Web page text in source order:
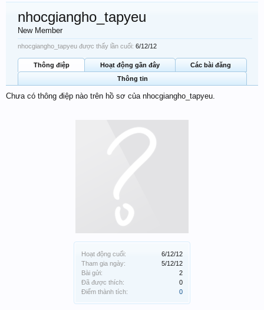
Hoạt động cuối:
6/12/12
Tham gia ngày:
5/12/12
Bài gửi:
2
Đã được thích:
0
Điểm thành tích:
0
nhocgiangho_tapyeu
New Member
nhocgiangho_tapyeu được thấy lần cuối: 6/12/12
Thông điệp Hoạt động gần đây
Các bài đăng
Thông tin
Chưa có thông điệp nào trên hồ sơ của nhocgiangho_tapyeu.